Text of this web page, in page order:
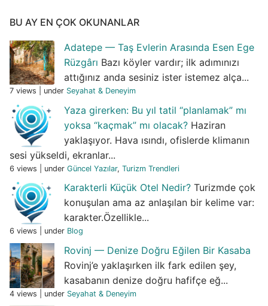
BU AY EN ÇOK OKUNANLAR
Adatepe — Taş Evlerin Arasında Esen Ege
Rüzgârı Bazı köyler vardır; ilk adımınızı
attığınız anda sesiniz ister istemez alça...
7 views under Seyahat & Deneyim
Yaza girerken: Bu yıl tatil “planlamak” mı
yoksa “kaçmak” mı olacak? Haziran
yaklaşıyor. Hava ısındı, ofislerde klimanın
sesi yükseldi, ekranlar...
6 views under Güncel Yazılar, Turizm Trendleri
Karakterli Küçük Otel Nedir? Turizmde çok
konuşulan ama az anlaşılan bir kelime var:
karakter.Özellikle...
6 views under Blog
Rovinj — Denize Doğru Eğilen Bir Kasaba
Rovinj’e yaklaşırken ilk fark edilen şey,
kasabanın denize doğru hafifçe eğ...
4 views under Seyahat & Deneyim